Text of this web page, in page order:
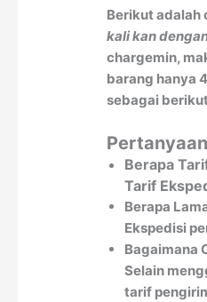
Berikut adalah
kali kan
chargemin,
barang hanya
sebagai
Berapa
Tarif
Berapa
Ekspedisi
Bagaimana
Selain
tarif